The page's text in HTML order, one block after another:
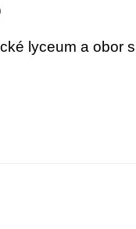
lyceum a obor